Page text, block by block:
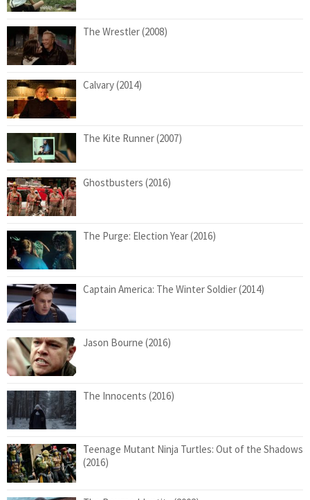
The Wrestler (2008)
Calvary (2014)
The Kite Runner (2007)
Ghostbusters (2016)
The Purge: Election Year (2016)
Captain America: The Winter Soldier (2014)
Jason Bourne (2016)
The Innocents (2016)
Teenage Mutant Ninja Turtles: Out of the Shadows
(2016)